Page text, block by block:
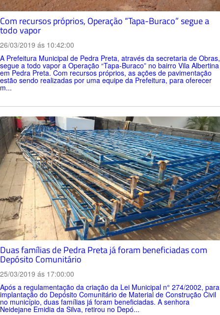
Com recursos próprios, Operação “Tapa-Buraco” segue a
todo vapor
26/03/2019 ás 10:42:00
A Prefeitura Municipal de Pedra Preta, através da secretaria de Obras,
segue a todo vapor a Operação “Tapa-Buraco” no bairro Vila Albertina
em Pedra Preta. Com recursos próprios, as ações de pavimentação
estão sendo realizadas por uma equipe da Prefeitura, para oferecer
m...
Duas famílias de Pedra Preta já foram beneficiadas com
Depósito Comunitário
25/03/2019 ás 17:00:00
Após a regulamentação da criação da Lei Municipal n° 274/2002, para
implantação do Depósito Comunitário de Material de Construção Civil
no município, duas famílias já foram beneficiadas. A senhora
Neidejane Emidia da Silva, retirou no Depó...